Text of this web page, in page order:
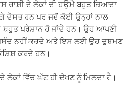
ਰਾਸ਼ੀ ਦੇ ਲੋਕਾਂ ਦੀ ਹਉਮੈ ਬਹੁਤ ਜ਼ਿਆਦਾ
ਦੋਸਤ ਹਨ ਪਰ ਜਦੋਂ ਕੋਈ ਉਨ੍ਹਾਂ ਨਾਲ
ਬਹੁਤ ਪਰੇਸ਼ਾਨ ਹੋ ਜਾਂਦੇ ਹਨ। ਉਹ ਆਪਣੀ
ਨਹੀਂ ਕਰਦੇ ਅਤੇ ਇਸ ਲਈ ਉਹ ਦੁਸ਼ਮਣ
ਕਰਦੇ ਹਨ।
ਲੋਕਾਂ ਵਿੱਚ ਘੱਟ ਹੀ ਦੇਖਣ ਨੂੰ ਮਿਲਦਾ ਹੈ।